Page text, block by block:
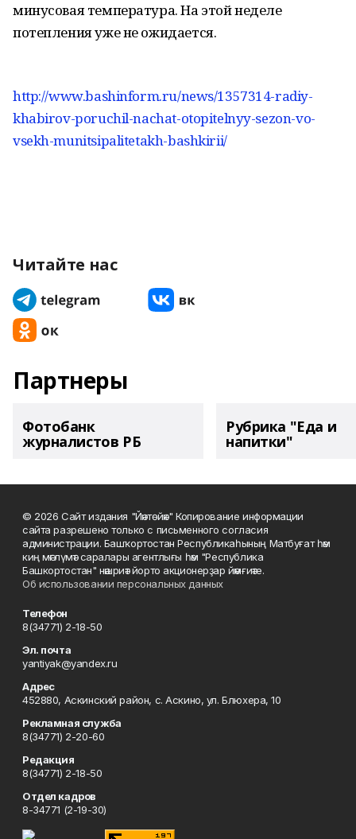
минусовая температура. На этой неделе
потепления уже не ожидается.
http://www.bashinform.ru/news/1357314-radiy-
khabirov-poruchil-nachat-otopitelnyy-sezon-vo-
vsekh-munitsipalitetakh-bashkirii/
Читайте нас
Партнеры
Фотобанк
журналистов РБ
Рубрика "Еда и
напитки"
© 2026 Сайт издания "Йәнтөйәк" Копирование информации
сайта разрешено только с письменного согласия
администрации. Башҡортостан Республикаһының Матбуғат һәм
киң мәғлүмәт саралары агентлығы һәм "Республика
Башкортостан" нәшриәт йорто акционерҙар йәмғиәте.
Об использовании персональных данных
Телефон
8(34771) 2-18-50
Эл. почта
yantiyak@yandex.ru
Адрес
452880, Аскинский район, с. Аскино, ул. Блюхера, 10
Рекламная служба
8(34771) 2-20-60
Редакция
8(34771) 2-18-50
Отдел кадров
8-34771 (2-19-30)